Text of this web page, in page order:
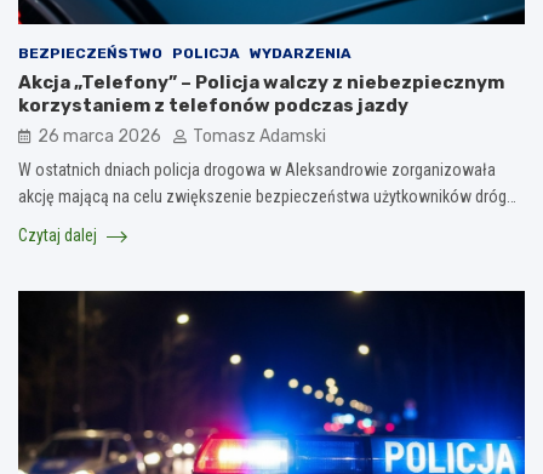
BEZPIECZEŃSTWO POLICJA WYDARZENIA
Akcja „Telefony” – Policja walczy z niebezpiecznym
korzystaniem z telefonów podczas jazdy
26 marca 2026 Tomasz Adamski
W ostatnich dniach policja drogowa w Aleksandrowie zorganizowała
akcję mającą na celu zwiększenie bezpieczeństwa użytkowników dróg…
Czytaj dalej